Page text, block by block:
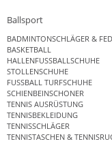
Ballsport
BADMINTONSCHLÄGER &
BASKETBALL
HALLENFUSSBALLSCHUHE
STOLLENSCHUHE
FUSSBALL TURFSCHUHE
SCHIENBEINSCHONER
TENNIS AUSRÜSTUNG
TENNISBEKLEIDUNG
TENNISSCHLÄGER
TENNISTASCHEN &